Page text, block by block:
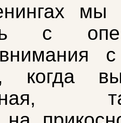
мы
с
с
когда